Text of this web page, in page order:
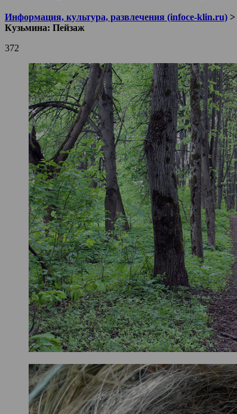
Информация, культура, развлечения (infoce-klin.ru) >
Кузьмина: Пейзаж
372